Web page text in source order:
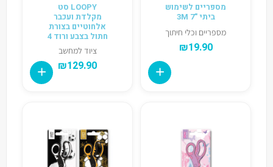
מספריים לשימוש
ביתי "7 3M
מספריים וכלי חיתוך
₪19.90
LOOPY סט
מקלדת ועכבר
אלחוטיים בצורת
חתול בצבע ורוד 4
ציוד למחשב
₪129.90